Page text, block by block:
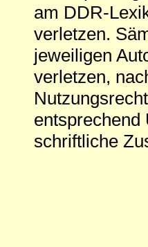
am DDR-
verletzen.
jeweiligen
verletzen,
entsprechend
schriftliche